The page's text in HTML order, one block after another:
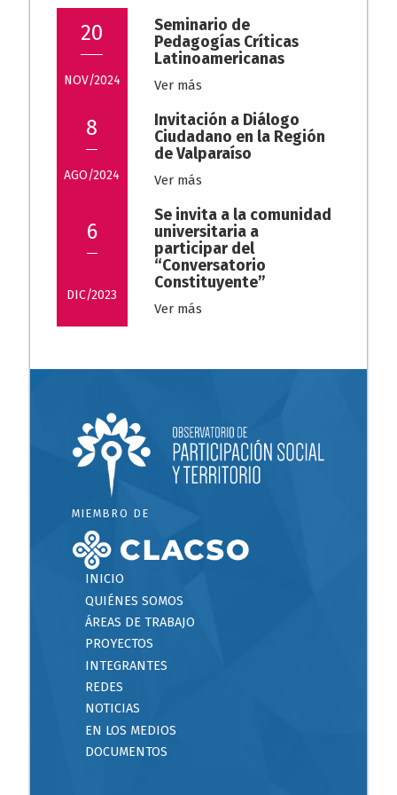
20
NOV/2024
Seminario de
Pedagogías Críticas
Latinoamericanas
Ver más
8
AGO/2024
Invitación a Diálogo
Ciudadano en la Región
de Valparaíso
Ver más
6
DIC/2023
Se invita a la comunidad
universitaria a
participar del
“Conversatorio
Constituyente”
Ver más
MIEMBRO DE
INICIO
QUIÉNES SOMOS
ÁREAS DE TRABAJO
PROYECTOS
INTEGRANTES
REDES
NOTICIAS
EN LOS MEDIOS
DOCUMENTOS